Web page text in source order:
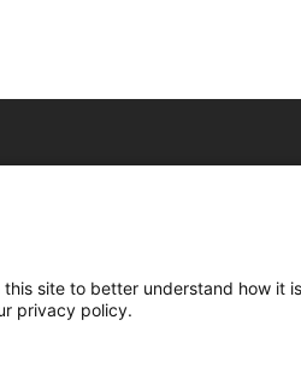
site to better understand how it
privacy policy.